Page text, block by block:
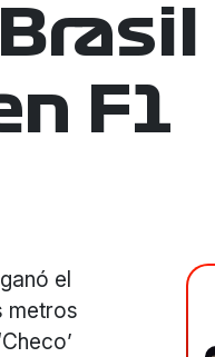
F1
el
metros